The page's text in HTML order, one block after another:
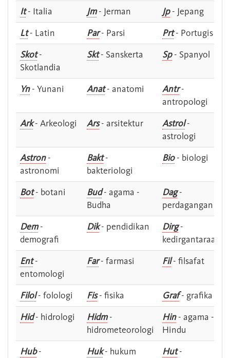
It- Italia Jm- Jerman Jp- Jepang
Lt- Latin Par- Parsi Prt- Portugis
Skot-
Skotlandia
Skt- Sanskerta Sp- Spanyol
Yn- Yunani Anat- anatomi Antr-
antropologi
Ark- Arkeologi Ars- arsitektur Astrol-
astrologi
Astron-
astronomi
Bakt-
bakteriologi
Bio- biologi
Bot- botani Bud- agama -
Budha
Dag-
perdagangan
Dem-
demografi
Dik- pendidikan Dirg-
kedirgantaraan
Ent-
entomologi
Far- farmasi Fil- filsafat
Filol- folologi Fis- fisika Graf- grafika
Hid- hidrologi Hidm-
hidrometeorologi
Hin- agama -
Hindu
Hub-
Huk- hukum Hut-